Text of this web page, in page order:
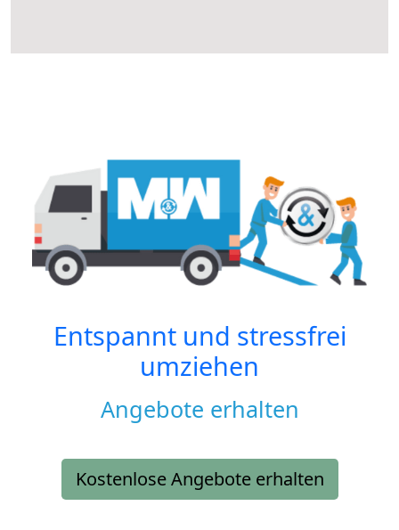
Entspannt und stressfrei
umziehen
Angebote erhalten
Kostenlose Angebote erhalten